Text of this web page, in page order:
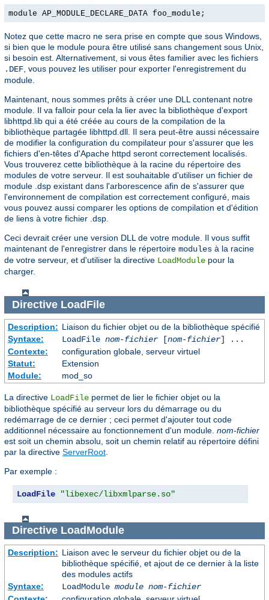
module AP_MODULE_DECLARE_DATA foo_module;
Notez que cette macro ne sera prise en compte que sous Windows,
si bien que le module poura être utilisé sans changement sous Unix,
si besoin est. Alternativement, si vous êtes familier avec les fichiers
.DEF, vous pouvez les utiliser pour exporter l'enregistrement du
module.
Maintenant, nous sommes prêts à créer une DLL contenant notre
module. Il va falloir pour cela la lier avec la bibliothèque d'export
libhttpd.lib qui a été créée au cours de la compilation de la
bibliothèque partagée libhttpd.dll. Il sera peut-être aussi nécessaire
de modifier la configuration du compilateur pour s'assurer que les
fichiers d'en-têtes d'Apache httpd seront correctement localisés.
Vous trouverez cette bibliothèque à la racine du répertoire des
modules de votre serveur. Il est souhaitable d'utiliser un fichier de
module .dsp existant dans l'arborescence afin de s'assurer que
l'environnement de compilation est correctement configuré, mais
vous pouvez aussi comparer les options de compilation et d'édition
de liens à votre fichier .dsp.
Ceci devrait créer une version DLL de votre module. Il vous suffit
maintenant de l'enregistrer dans le répertoire modules à la racine
de votre serveur, et d'utiliser la directive LoadModule pour la
charger.
Directive LoadFile
Description: Liaison du fichier objet ou de la bibliothèque spécifié
Syntaxe:
LoadFile nom-fichier[nom-fichier] ...
Contexte:
configuration globale, serveur virtuel
Statut:
Extension
Module:
mod_so
La directive LoadFile permet de lier le fichier objet ou la
bibliothèque spécifié au serveur lors du démarrage ou du
redémarrage de ce dernier ; ceci permet d'ajouter tout code
additionnel nécessaire au fonctionnement d'un module. nom-fichier
est soit un chemin absolu, soit un chemin relatif au répertoire défini
par la directive ServerRoot
Par exemple :
LoadFile "libexec/libxmlparse.so"
Directive LoadModule
Description: Liaison avec le serveur du fichier objet ou de la
bibliothèque spécifié, et ajout de ce dernier à la liste
des modules actifs
Syntaxe:
LoadModule module nom-fichier